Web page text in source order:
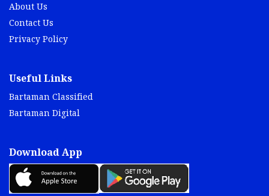
About Us
Contact Us
Privacy Policy
Useful Links
Bartaman Classified
Bartaman Digital
Download App